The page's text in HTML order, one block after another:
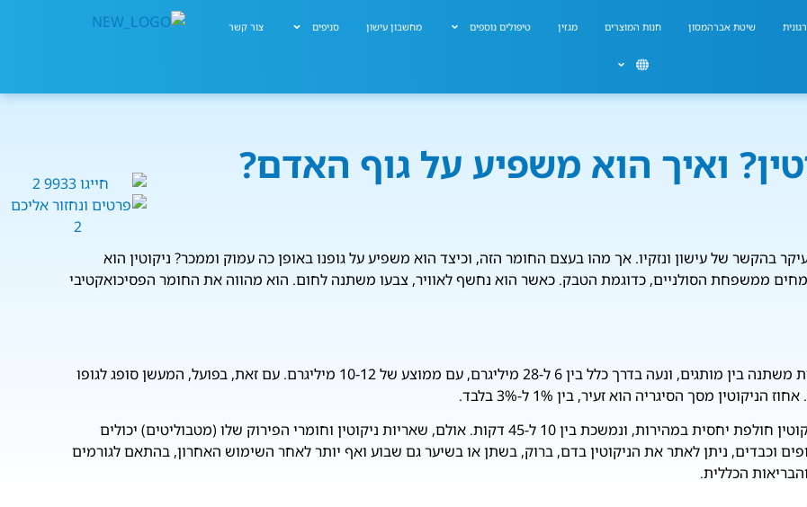
שיטת אברהמסון חנות המוצרים מגזין טיפולים נוספים מחשבון עישון סניפים צור קשר
ואיך הוא משפיע על גוף האדם?
בהקשר של עישון ונזקיו. אך מהו בעצם החומר הזה, וכיצד הוא משפיע על גופנו באופן כה עמוק וממכר? ניקוטין הוא
ממשפחת הסולניים, כדוגמת הטבק. כאשר הוא נחשף לאוויר, צבעו משתנה לחום. הוא מהווה את החומר הפסיכואקטיבי
תכולת הניקוטין בסיגריה בודדת משתנה בין מותגים, ונעה בדרך כלל בין 6 ל-28 מיליגרם, עם ממוצע של 10-12 מיליגרם. עם זאת, בפועל, המעשן סופג לגופו
ההשפעה המיידית של הניקוטין חולפת יחסית במהירות, ונמשכת בין 10 ל-45 דקות. אולם, שאריות ניקוטין וחומרי הפירוק שלו (מטבוליטים) יכולים
ניתן לאתר את הניקוטין בדם, ברוק, בשתן או בשיער גם שבוע ואף יותר לאחר השימוש האחרון, בהתאם לגורמים
הכללית.